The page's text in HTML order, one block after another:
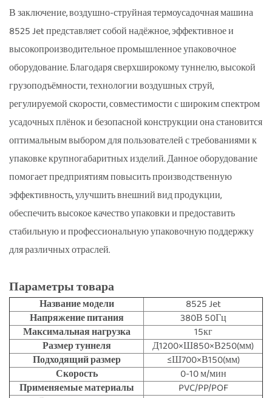
В заключение, воздушно-струйная термоусадочная машина
8525 Jet представляет собой надёжное, эффективное и
высокопроизводительное промышленное упаковочное
оборудование. Благодаря сверхширокому туннелю, высокой
грузоподъёмности, технологии воздушных струй,
регулируемой скорости, совместимости с широким спектром
усадочных плёнок и безопасной конструкции она становится
оптимальным выбором для пользователей с требованиями к
упаковке крупногабаритных изделий. Данное оборудование
помогает предприятиям повысить производственную
эффективность, улучшить внешний вид продукции,
обеспечить высокое качество упаковки и предоставить
стабильную и профессиональную упаковочную поддержку
для различных отраслей.
Параметры товара
Название модели
8525 Jet
Напряжение питания
380В 50Гц
Максимальная нагрузка
15кг
Размер туннеля
Д1200×Ш850×В250(мм)
Подходящий размер
≤Ш700×В150(мм)
Скорость
0-10 м/мин
Применяемые материалы
PVC/PP/POF